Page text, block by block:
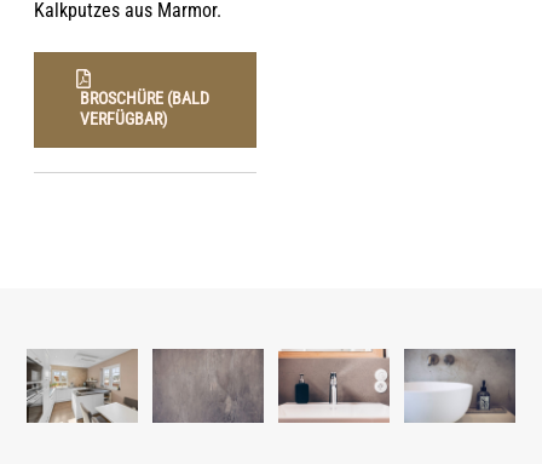
Kalkputzes aus Marmor.
BROSCHÜRE (BALD
VERFÜGBAR)